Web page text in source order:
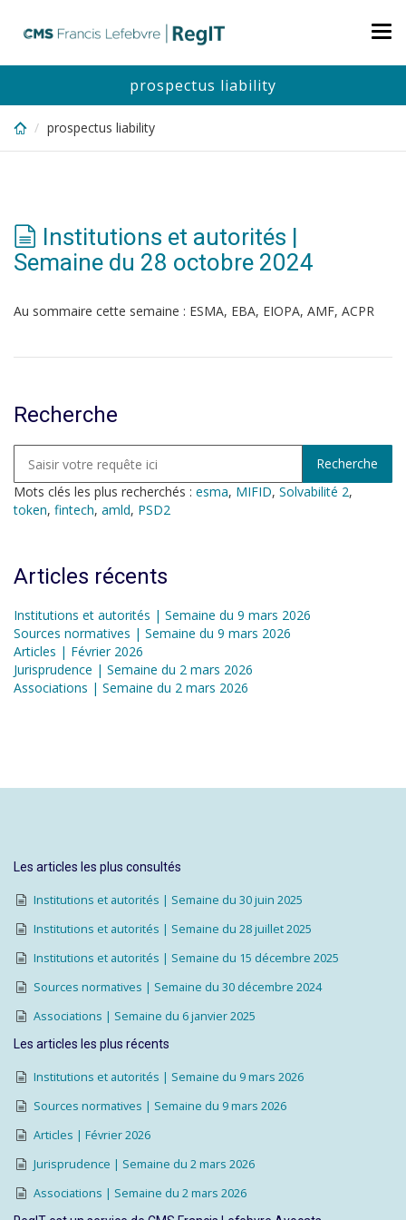
content
prospectus liability
prospectus liability
Institutions et autorités |
Semaine du 28 octobre 2024
Au sommaire cette semaine : ESMA, EBA, EIOPA, AMF, ACPR
Recherche
Mots clés les plus recherchés : esma, MIFID, Solvabilité 2,
token, fintech, amld, PSD2
Articles récents
Institutions et autorités | Semaine du 9 mars 2026
Sources normatives | Semaine du 9 mars 2026
Articles | Février 2026
Jurisprudence | Semaine du 2 mars 2026
Associations | Semaine du 2 mars 2026
Les articles les plus consultés
Institutions et autorités | Semaine du 30 juin 2025
Institutions et autorités | Semaine du 28 juillet 2025
Institutions et autorités | Semaine du 15 décembre 2025
Sources normatives | Semaine du 30 décembre 2024
Associations | Semaine du 6 janvier 2025
Les articles les plus récents
Institutions et autorités | Semaine du 9 mars 2026
Sources normatives | Semaine du 9 mars 2026
Articles | Février 2026
Jurisprudence | Semaine du 2 mars 2026
Associations | Semaine du 2 mars 2026